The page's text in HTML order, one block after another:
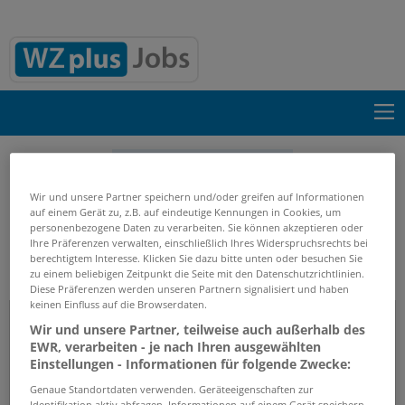
Start
Firmenprofile
A.H. Winterberg GmbH & Co.
KG
Firmenprofil
A.H. Winterberg GmbH & Co. KG
Wir und unsere Partner speichern und/oder greifen auf Informationen
auf einem Gerät zu, z.B. auf eindeutige Kennungen in Cookies, um
personenbezogene Daten zu verarbeiten. Sie können akzeptieren oder
Ihre Präferenzen verwalten, einschließlich Ihres Widerspruchsrechts bei
berechtigtem Interesse. Klicken Sie dazu bitte unten oder besuchen Sie
zu einem beliebigen Zeitpunkt die Seite mit den Datenschutzrichtlinien.
Diese Präferenzen werden unseren Partnern signalisiert und haben
keinen Einfluss auf die Browserdaten.
Wir und unsere Partner, teilweise auch außerhalb des
EWR, verarbeiten - je nach Ihren ausgewählten
Einstellungen - Informationen für folgende Zwecke:
Genaue Standortdaten verwenden. Geräteeigenschaften zur